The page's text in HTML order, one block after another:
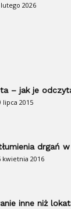
2026
– jak je
lipca 2015
drgań
kwietnia 2016
inne niż